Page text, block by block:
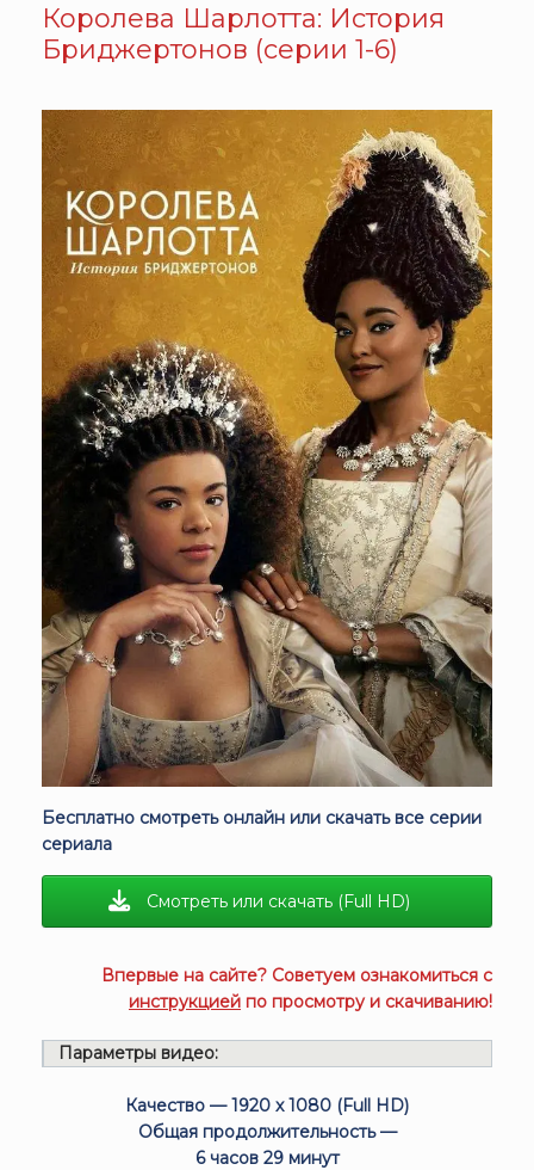
Королева Шарлотта: История
Бриджертонов (серии 1-6)
Бесплатно смотреть онлайн или скачать все серии
сериала
Смотреть или скачать (Full HD)
Впервые на сайте? Советуем ознакомиться с
инструкцией по просмотру и скачиванию!
Параметры видео:
Качество — 1920 x 1080 (Full HD)
Общая продолжительность —
6 часов 29 минут